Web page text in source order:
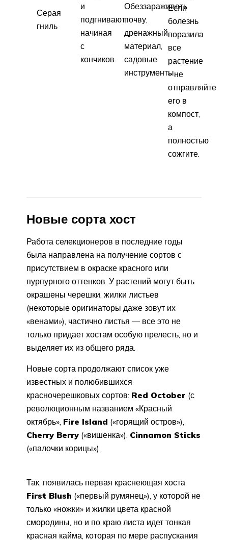
Серая
гниль
и
подгнивают,
начиная
с
кончиков.
Обеззараживать
почву,
дренажный
материал,
садовые
инструменты.
Если
болезнь
поразила
все
растение
– не
отправляйте
его в
компост,
а
полностью
сожгите.
Новые сорта хост
Работа селекционеров в последние годы
была направлена на получение сортов с
присутствием в окраске красного или
пурпурного оттенков. У растений могут быть
окрашены черешки, жилки листьев
(некоторые оригинаторы даже зовут их
«венами»), частично листья — все это не
только придает хостам особую прелесть, но и
выделяет их из общего ряда.
Новые сорта продолжают список уже
известных и полюбившихся
красночерешковых сортов: Red October (с
революционным названием «Красный
октябрь», Fire Island («горящий остров»),
Cherry Berry («вишенка»), Cinnamon Sticks
(«палочки корицы»).
Так, появилась первая краснеющая хоста
First Blush («первый румянец»), у которой не
только «ножки» и жилки цвета красной
смородины, но и по краю листа идет тонкая
красная кайма, которая по мере распускания